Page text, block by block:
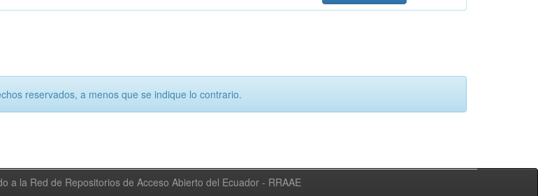
reservados, a menos que se indique lo contrario.
a la Red de Repositorios de Acceso Abierto del Ecuador - RRAAE